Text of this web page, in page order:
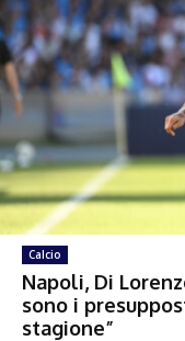
Calcio
Napoli, Di
sono i
stagione”